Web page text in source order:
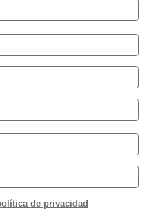
de privacidad